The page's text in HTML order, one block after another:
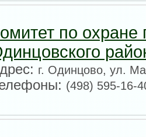
по охране
г. Одинцово, ул.
(498) 595-16-